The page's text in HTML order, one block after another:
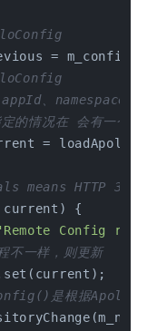
=
、namespace、
的情况在 会有一个默
=
means HTTP 304
current) {
Config
不一样，则更新
是根据